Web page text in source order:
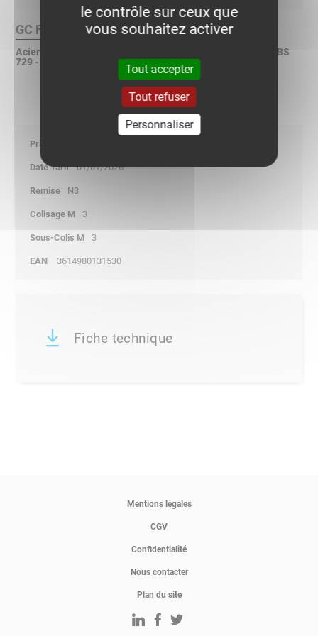
GC Finition :
Acier galvanisé à chaud après fabrication selon ISO 1461 - BS
729 - ASTM A123
01/01/2026
N3
3
3
3614980131530
Fiche technique
Mentions légales
CGV
Confidentialité
Nous contacter
Plan du site
le contrôle sur ceux que
vous souhaitez activer
Tout accepter
Tout refuser
Personnaliser